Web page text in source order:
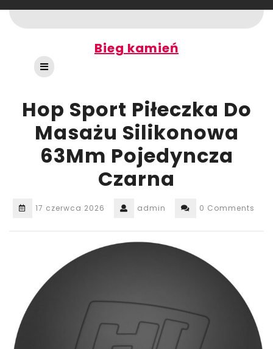
to
content
Bieg kamień
Open
Button
Hop Sport Piłeczka Do
Masażu Silikonowa
63Mm Pojedyncza
Czarna
17 czerwca 2026 admin 0 Comments